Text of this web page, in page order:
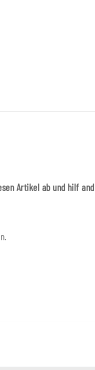
Artikel ab und hilf